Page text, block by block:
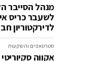
מנהל הסייבר
לשעבר כריס
לדירקטוריון
סטרטאפים והשקעות